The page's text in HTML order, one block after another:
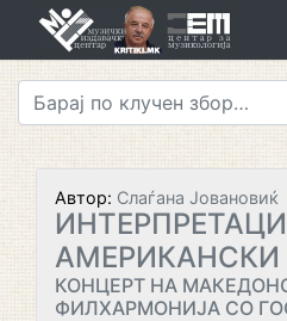
Автор: Слаѓана Јовановиќ
АМЕРИКАНСКИ
КОНЦЕРТ НА
ФИЛХАРМОНИЈА СО